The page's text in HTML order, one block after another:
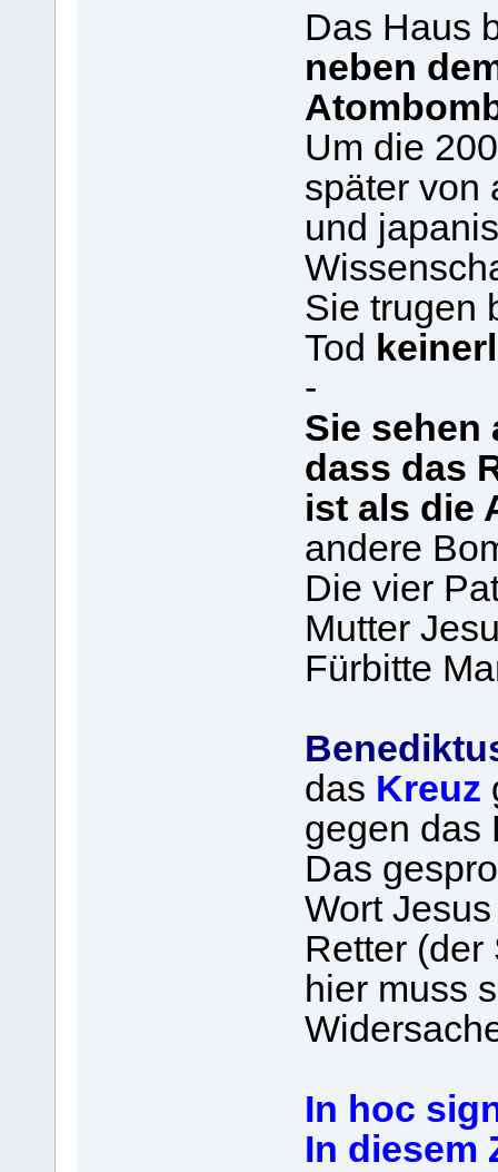
Das Haus
neben
Um die
später von
und
Sie trugen
Tod
-
Sie sehen
dass das
ist als die
andere
Die vier
Mutter
Fürbitte
das Kreuz
gegen das
Das
Wort
Retter (der
hier muss
In hoc
In diesem